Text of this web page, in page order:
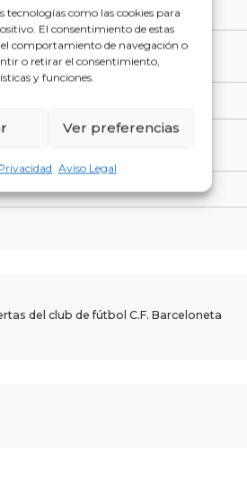
tecnologías como las cookies para
El consentimiento de estas
comportamiento de navegación o
o retirar el consentimiento,
y funciones.
Ver preferencias
Aviso Legal
del club de fútbol C.F. Barceloneta